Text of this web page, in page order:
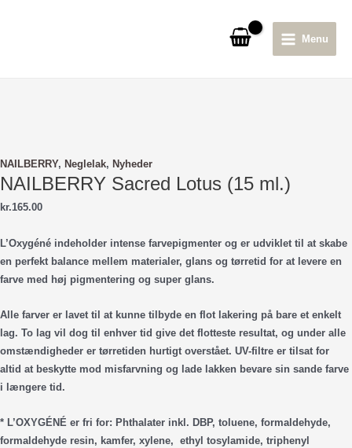
Menu
NAILBERRY, Neglelak, Nyheder
NAILBERRY Sacred Lotus (15 ml.)
kr.165.00
L’Oxygéné indeholder intense farvepigmenter og er udviklet til at skabe
en perfekt balance mellem materialer, glans og tørretid for at levere en
farve med høj pigmentering og super glans.
Alle farver er lavet til at kunne tilbyde en flot lakering på bare et enkelt
lag. To lag vil dog til enhver tid give det flotteste resultat, og under alle
omstændigheder er tørretiden hurtigt overstået. UV-filtre er tilsat for
altid at beskytte mod misfarvning og lade lakken bevare sin sande farve
i længere tid.
* L’OXYGÉNÉ er fri for: Phthalater inkl. DBP, toluene, formaldehyde,
formaldehyde resin, kamfer, xylene, ethyl tosylamide, triphenyl